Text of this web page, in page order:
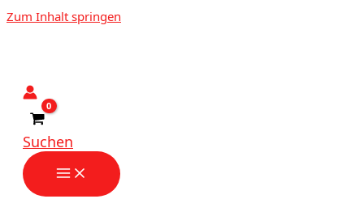
Zum Inhalt springen
Suchen